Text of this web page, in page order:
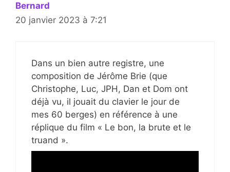
Bernard
20 janvier 2023 à 7:21
Dans un bien autre registre, une
composition de Jérôme Brie (que
Christophe, Luc, JPH, Dan et Dom ont
déjà vu, il jouait du clavier le jour de
mes 60 berges) en référence à une
réplique du film « Le bon, la brute et le
truand ».